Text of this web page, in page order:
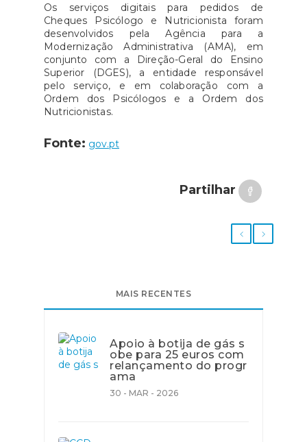
Os serviços digitais para pedidos de
Cheques Psicólogo e Nutricionista foram
desenvolvidos pela Agência para a
Modernização Administrativa (AMA), em
conjunto com a Direção-Geral do Ensino
Superior (DGES), a entidade responsável
pelo serviço, e em colaboração com a
Ordem dos Psicólogos e a Ordem dos
Nutricionistas.
Fonte: gov.pt
Partilhar
MAIS RECENTES
Apoio à botija de gás s
obe para 25 euros com
relançamento do progr
ama
30 - MAR - 2026